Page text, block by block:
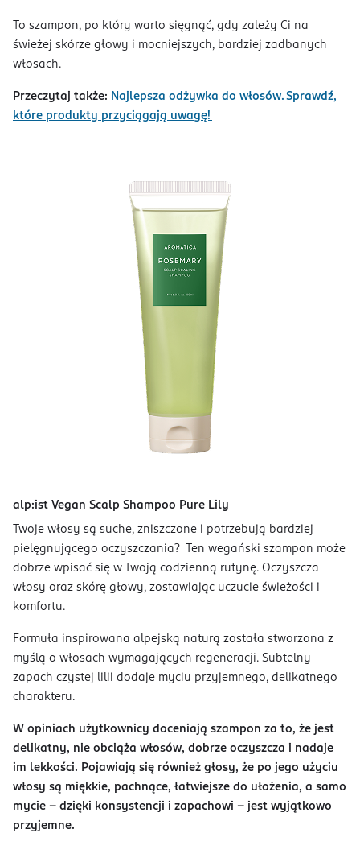
To szampon, po który warto sięgnąć, gdy zależy Ci na
świeżej skórze głowy i mocniejszych, bardziej zadbanych
włosach.
Przeczytaj także: Najlepsza odżywka do włosów. Sprawdź,
które produkty przyciągają uwagę!
alp:ist Vegan Scalp Shampoo Pure Lily
Twoje włosy są suche, zniszczone i potrzebują bardziej
pielęgnującego oczyszczania? Ten wegański szampon może
dobrze wpisać się w Twoją codzienną rutynę. Oczyszcza
włosy oraz skórę głowy, zostawiając uczucie świeżości i
komfortu.
Formuła inspirowana alpejską naturą została stworzona z
myślą o włosach wymagających regeneracji. Subtelny
zapach czystej lilii dodaje myciu przyjemnego, delikatnego
charakteru.
W opiniach użytkownicy doceniają szampon za to, że jest
delikatny, nie obciąża włosów, dobrze oczyszcza i nadaje
im lekkości. Pojawiają się również głosy, że po jego użyciu
włosy są miękkie, pachnące, łatwiejsze do ułożenia, a samo
mycie – dzięki konsystencji i zapachowi – jest wyjątkowo
przyjemne.